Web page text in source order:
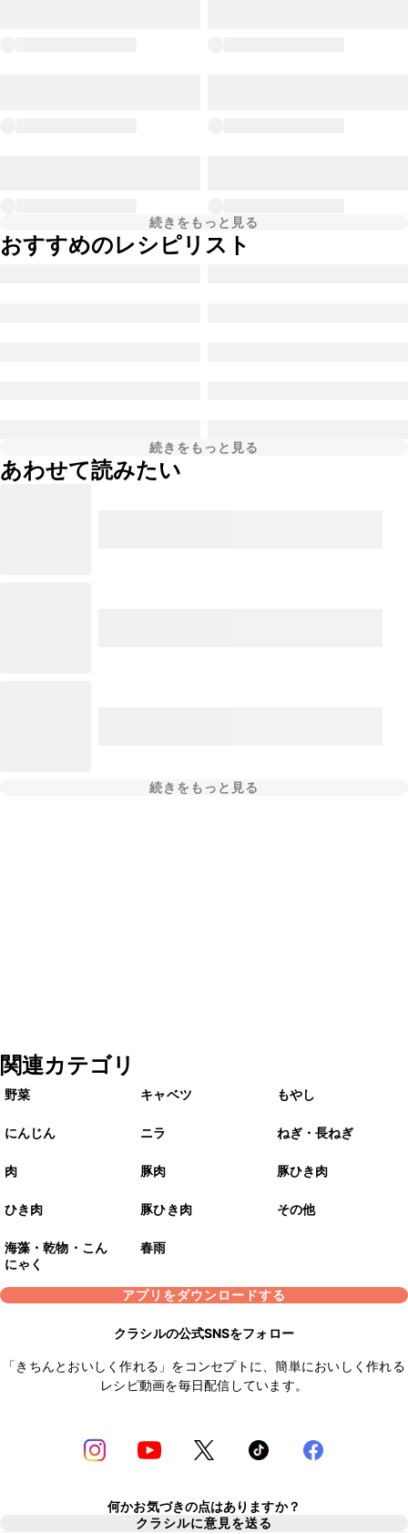
続きをもっと見る
おすすめのレシピリスト
続きをもっと見る
あわせて読みたい
続きをもっと見る
関連カテゴリ
野菜 キャベツ もやし
にんじん ニラ ねぎ・長ねぎ
肉 豚肉 豚ひき肉
ひき肉 豚ひき肉 その他
海藻・乾物・こん
にゃく
春雨
アプリをダウンロードする
クラシルの公式SNSをフォロー
「きちんとおいしく作れる」をコンセプトに、簡単においしく作れる
レシピ動画を毎日配信しています。
何かお気づきの点はありますか？
クラシルに意見を送る